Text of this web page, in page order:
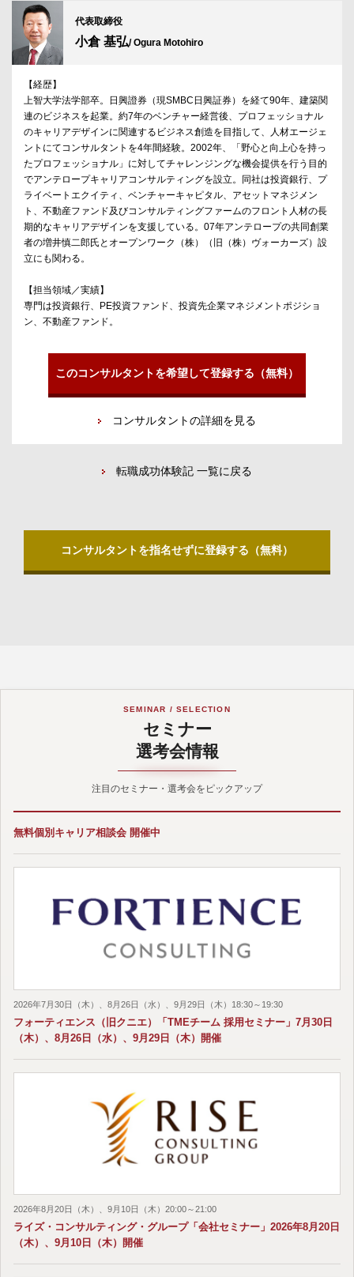
代表取締役
小倉 基弘/ Ogura Motohiro
【経歴】
上智大学法学部卒。日興證券（現SMBC日興証券）を経て90年、建築関
連のビジネスを起業。約7年のベンチャー経営後、プロフェッショナル
のキャリアデザインに関連するビジネス創造を目指して、人材エージェ
ントにてコンサルタントを4年間経験。2002年、「野心と向上心を持っ
たプロフェッショナル」に対してチャレンジングな機会提供を行う目的
でアンテロープキャリアコンサルティングを設立。同社は投資銀行、プ
ライベートエクイティ、ベンチャーキャピタル、アセットマネジメン
ト、不動産ファンド及びコンサルティングファームのフロント人材の長
期的なキャリアデザインを支援している。07年アンテロープの共同創業
者の増井慎二郎氏とオープンワーク（株）（旧（株）ヴォーカーズ）設
立にも関わる。
【担当領域／実績】
専門は投資銀行、PE投資ファンド、投資先企業マネジメントポジショ
ン、不動産ファンド。
このコンサルタントを希望して登録する（無料）
コンサルタントの詳細を見る
転職成功体験記 一覧に戻る
コンサルタントを指名せずに登録する（無料）
SEMINAR / SELECTION
セミナー
選考会情報
注目のセミナー・選考会をピックアップ
無料個別キャリア相談会 開催中
2026年7月30日（木）、8月26日（水）、9月29日（木）18:30～19:30
フォーティエンス（旧クニエ）「TMEチーム 採用セミナー」7月30日
（木）、8月26日（水）、9月29日（木）開催
2026年8月20日（木）、9月10日（木）20:00～21:00
ライズ・コンサルティング・グループ「会社セミナー」2026年8月20日
（木）、9月10日（木）開催